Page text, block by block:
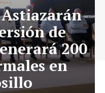
de
200
en